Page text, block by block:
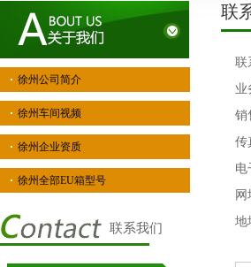
徐州公司简介
徐州车间视频
徐州企业资质
徐州全部EU箱型号
联系我们
联
联
业
销
传
电
网
地